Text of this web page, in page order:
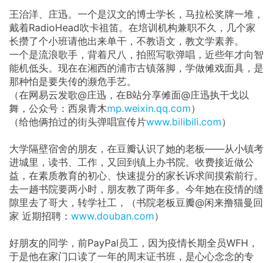
王治洋、庄迅。一个是汉文的博士学长，马拉松奖牌一堆，
戴着RadioHead吹卡祖笛。在培训机构兼职不久，几个家
长攒了个小班请他出来单干，不教语文，教文学素养。
一个是流浪歌手，背着尺八，拍照写歌弹唱，近些年才向智
能机低头。现在在湘西的浦市古镇落脚，学做傩戏面具，是
那种怕是要失传的濒危手艺。
（在网易云发歌@庄迅，在B站分享傩面@庄迅执干戈以
舞，公众号：西泉青木mp.weixin.qq.com）
（给他俩拍过的街头弹唱宣传片www.bilibili.com）
大学隔壁宿舍的朋友，在豆瓣认识了她的老板——从小镇考
进城里，读书、工作，又回到镇上办书院。收费接近做公
益，在素质教育的初心、快速提分的家长诉求间摸索前行。
去一趟书院要两小时，朋友教了两年多。今年她在疫情的缝
隙里去了哥大，转学社工，（书院老板豆瓣@闲来撸猫曼回
家 近期招聘： www.douban.com）
好朋友的同学，前PayPal员工，因为疫情长期全员WFH，
于是他在家门口读了一年的周末证书班，是心心念念的专